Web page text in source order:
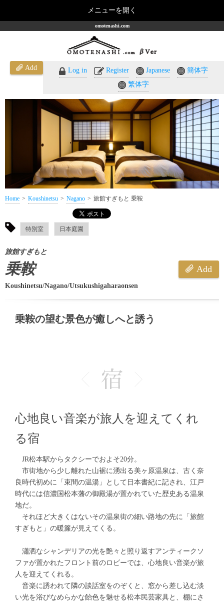
omotenashi.com
Add Log in Register Japanese
簡体字
繁体字
Home Koushinetsu Nagano 旅館すぎもと 乗鞍
特別室 日本庭園
旅館すぎもと
乗鞍 Add
Koushinetsu/Nagano/Utsukushigaharaonsen
乗鞍の望む景色が癒しへと誘う
心地良い音楽が旅人を迎えてくれ
る宿
JR松本駅からタクシーでおよそ20分。
市街地から少し離れた山裾に湧出る美ヶ原温泉は、古く奈
良時代初めに「束間の温湯」として日本書紀に記され、江戸
時代には信濃国松本藩の御殿湯が置かれていた歴史ある温泉
地だ。
それほど大きくはないその温泉街の細い路地の先に「旅館
すぎもと」の暖簾が見えてくる。
瀟洒なシャンデリアの光を艶々と照り返すアンティークソ
ファが置かれたフロント前のロビーでは、心地良い音楽が旅
人を迎えてくれる。
音楽に誘われて隣の談話室をのぞくと、窓から差し込む淡
い光を浴びなめらかな飴色を魅せる松本民芸家具と、棚にさ
メニューを開く